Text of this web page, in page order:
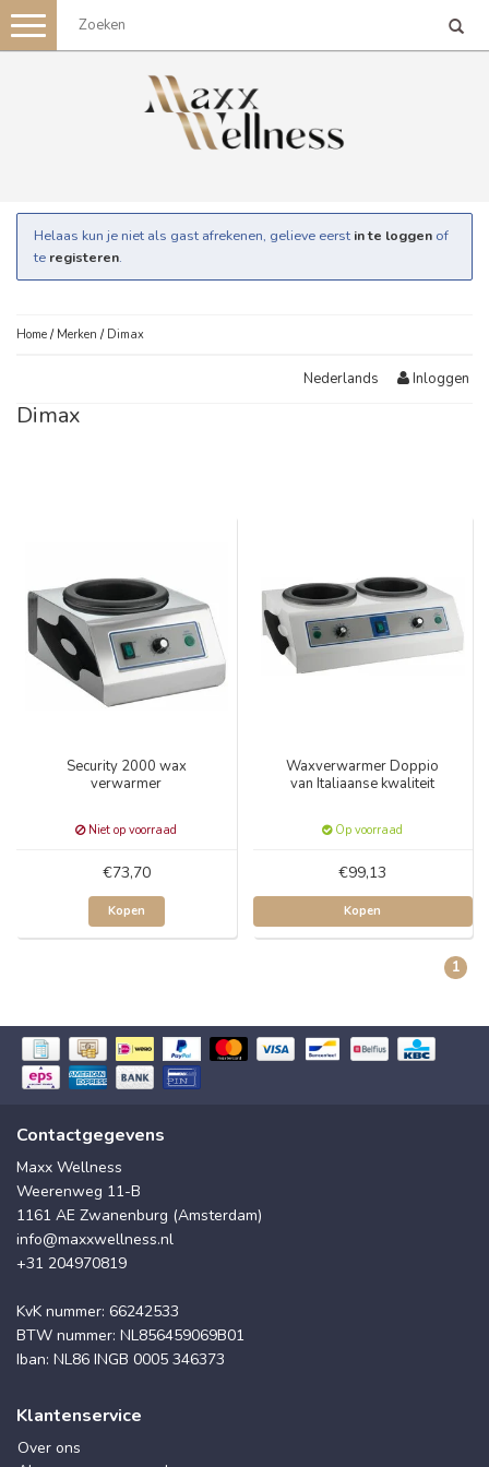
Toggle
navigation
Helaas kun je niet als gast afrekenen, gelieve eerst in te loggen of
te registeren.
Home / Merken / Dimax
Nederlands Inloggen
Dimax
Security 2000 wax
verwarmer
Niet op voorraad
€73,70
Kopen
Waxverwarmer Doppio
van Italiaanse kwaliteit
Op voorraad
€99,13
Kopen
1
Contactgegevens
Maxx Wellness
Weerenweg 11-B
1161 AE Zwanenburg (Amsterdam)
info@maxxwellness.nl
+31 204970819
KvK nummer: 66242533
BTW nummer: NL856459069B01
Iban: NL86 INGB 0005 346373
Klantenservice
Over ons